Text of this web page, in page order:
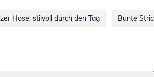
Hose: stilvoll durch den Tag Bunte